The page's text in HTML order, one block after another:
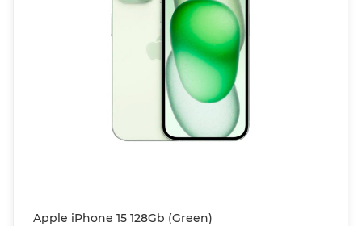
Apple iPhone 15 128Gb (Green)